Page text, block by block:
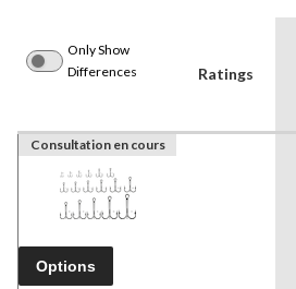
Only Show
Differences
Ratings
Consultation en cours
Options